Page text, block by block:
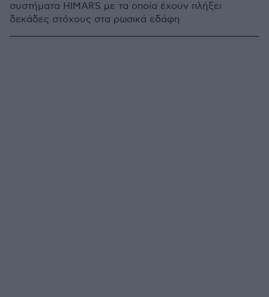
συστήματα HIMARS με τα οποία έχουν πλήξει
δεκάδες στόχους στα ρωσικά εδάφη